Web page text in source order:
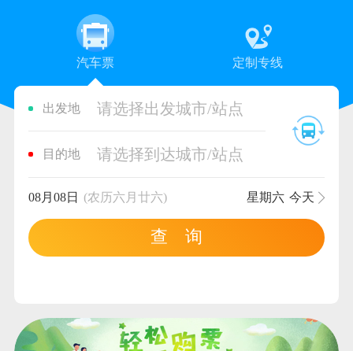
汽车票 定制专线
出发地 请选择出发城市/站点
目的地 请选择到达城市/站点
08月08日 (农历六月廿六) 星期六 今天
查 询